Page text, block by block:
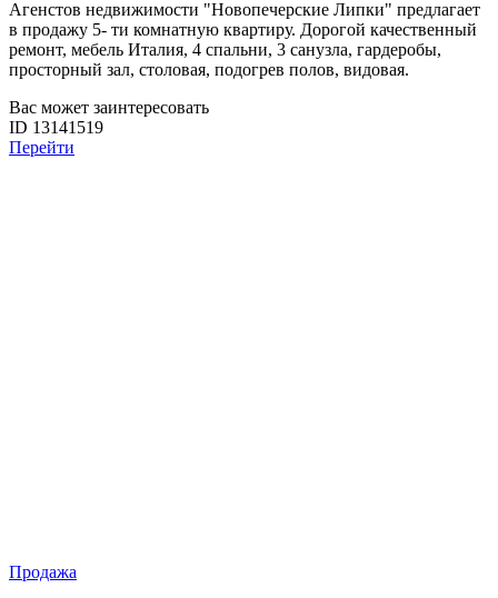
Агенстов недвижимости "Новопечерские Липки" предлагает
в продажу 5- ти комнатную квартиру. Дорогой качественный
ремонт, мебель Италия, 4 спальни, 3 санузла, гардеробы,
просторный зал, столовая, подогрев полов, видовая.
Вас может заинтересовать
ID 13141519
Перейти
Продажа